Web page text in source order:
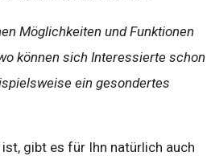
Möglichkeiten und Funktionen
können sich Interessierte schon
ein gesondertes
gibt es für Ihn natürlich auch